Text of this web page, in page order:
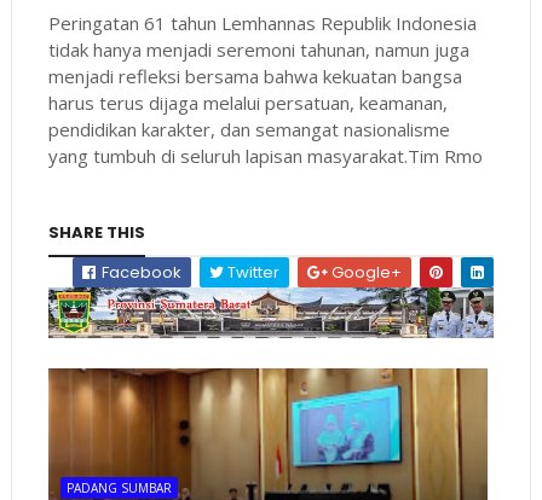
Peringatan 61 tahun Lemhannas Republik Indonesia
tidak hanya menjadi seremoni tahunan, namun juga
menjadi refleksi bersama bahwa kekuatan bangsa
harus terus dijaga melalui persatuan, keamanan,
pendidikan karakter, dan semangat nasionalisme
yang tumbuh di seluruh lapisan masyarakat.Tim Rmo
SHARE THIS
Facebook
Twitter Google+
PADANG SUMBAR